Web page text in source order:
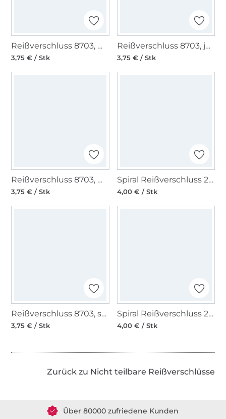
Reißverschluss 8703, weiss
3,75 € / Stk
Reißverschluss 8703, jeansblau
3,75 € / Stk
Reißverschluss 8703, marineblau
3,75 € / Stk
Spiral Reißverschluss 20 cm kupfer
4,00 € / Stk
Reißverschluss 8703, schwarz
3,75 € / Stk
Spiral Reißverschluss 20 cm gold
4,00 € / Stk
Zurück zu Nicht teilbare Reißverschlüsse